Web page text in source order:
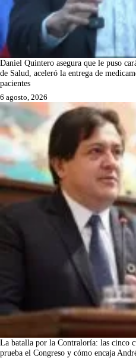
Daniel Quintero asegura que le puso
de Salud, aceleró la entrega de
pacientes
6 agosto, 2026
La batalla por la Contraloría: las cinco
prueba el Congreso y cómo encaja